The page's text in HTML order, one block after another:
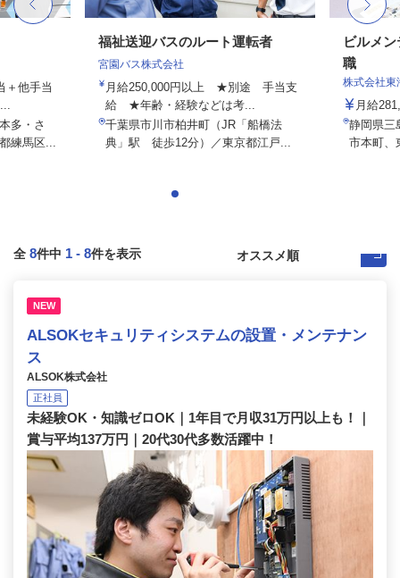
＋他手当
多・さ
練馬区...
福祉送迎バスのルート運転者
宮園バス株式会社
月給250,000円以上 ★別途 手当支
給 ★年齢・経験などは考...
千葉県市川市柏井町（JR「船橋法
典」駅 徒歩12分）／東京都江戸...
ビルメ
職
株式会社東
月給
静岡県三
市本町、
全 8件中 1 - 8件を表示
NEW
ALSOKセキュリティシステムの設置・メンテナン
ス
ALSOK株式会社
正社員
未経験OK・知識ゼロOK｜1年目で月収31万円以上も！｜
賞与平均137万円｜20代30代多数活躍中！